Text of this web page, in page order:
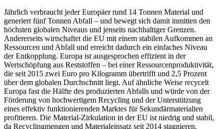
Jährlich verbraucht jeder Europäer rund 14 Tonnen Material und
generiert fünf Tonnen Abfall – und bewegt sich damit inmitten den
höchsten globalen Niveaus und jenseits nachhaltiger Grenzen.
Andererseits wirtschaftet die EU mit einem stabilen Aufkommen an
Ressourcen und Abfall und erreicht dadurch ein einfaches Niveau
der Entkopplung. Europa ist ausgesprochen effizient in der
Wertschöpfung aus Reststoffen – bei einer Ressourcenproduktivität,
die seit 2015 zwei Euro pro Kilogramm übertrifft und 2,5 Prozent
über dem globalen Durchschnitt liegt. Auf ähnliche Weise recycelt
Europa fast die Hälfte des produzierten Abfalls und würde von der
Förderung von hochwertigem Recycling und der Unterstützung
eines effektiv funktionierenden Marktes für Sekundärmaterialien
profitieren. Die Material-Zirkulation in der EU ist niedrig und stabil,
da Recyclingmengen und Materialeinsatz seit 2014 stagnieren.